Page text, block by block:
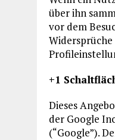
über ihn
vor dem
+1
Dieses
der Google
(“Google”).